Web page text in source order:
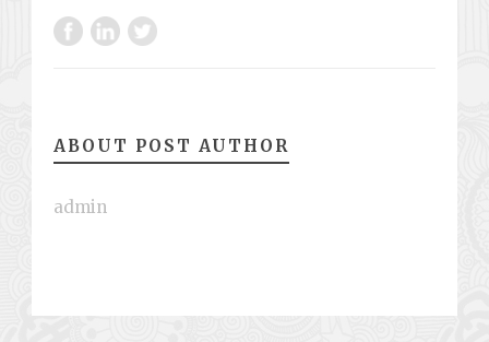
ABOUT POST AUTHOR
admin